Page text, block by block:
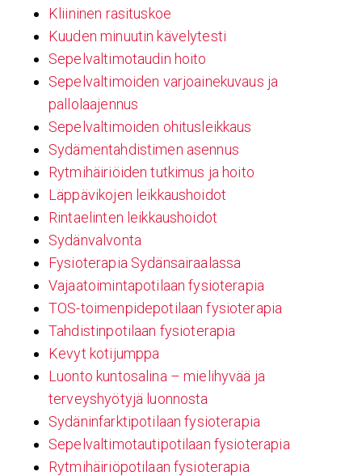
Kliininen rasituskoe
Kuuden minuutin kävelytesti
Sepelvaltimotaudin hoito
Sepelvaltimoiden varjoainekuvaus ja
pallolaajennus
Sepelvaltimoiden ohitusleikkaus
Sydämentahdistimen asennus
Rytmihäiriöiden tutkimus ja hoito
Läppävikojen leikkaushoidot
Rintaelinten leikkaushoidot
Sydänvalvonta
Fysioterapia Sydänsairaalassa
Vajaatoimintapotilaan fysioterapia
TOS-toimenpidepotilaan fysioterapia
Tahdistinpotilaan fysioterapia
Kevyt kotijumppa
Luonto kuntosalina – mielihyvää ja
terveyshyötyjä luonnosta
Sydäninfarktipotilaan fysioterapia
Sepelvaltimotautipotilaan fysioterapia
Rytmihäiriöpotilaan fysioterapia